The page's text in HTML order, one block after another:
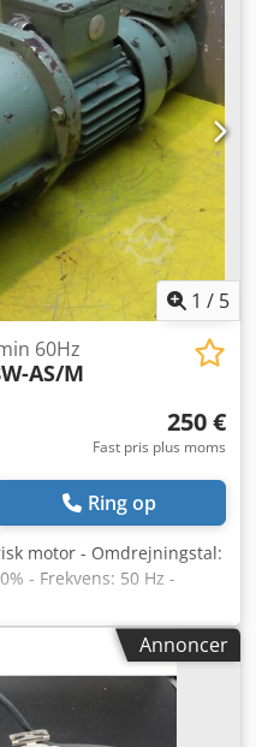
1 / 5
60Hz
AS/M
250 €
Fast pris plus moms
Ring op
motor - Omdrejningstal:
- Frekvens: 50 Hz -
Ø 25 mm - Bremse: 24 V
N Njpfx Ak Tjf - Pris: pr.
Annoncer